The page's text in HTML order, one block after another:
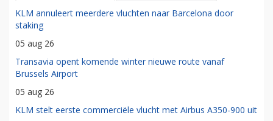
KLM annuleert meerdere vluchten naar Barcelona door
staking
05 aug 26
Transavia opent komende winter nieuwe route vanaf
Brussels Airport
05 aug 26
KLM stelt eerste commerciële vlucht met Airbus A350-900 uit